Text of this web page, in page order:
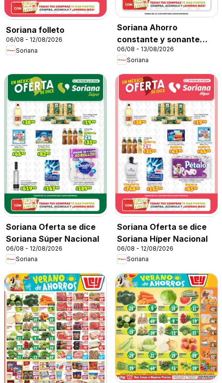
Soriana folleto
06/08 - 12/08/2026
Soriana
Soriana Ahorro
constante y sonante
Mercado Nacional
06/08 - 13/08/2026
Soriana
Soriana Oferta se dice
Soriana Súper Nacional
06/08 - 12/08/2026
Soriana
Soriana Oferta se dice
Soriana Híper Nacional
06/08 - 12/08/2026
Soriana